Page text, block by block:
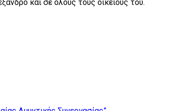
και σε όλους τους οικείους του.